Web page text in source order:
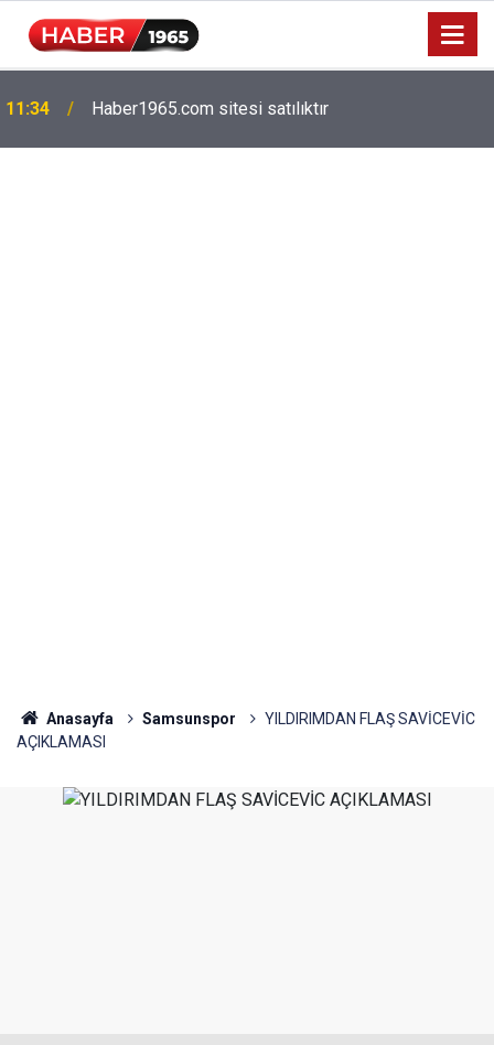
11:34 Haber1965.com sitesi satılıktır
15:52
hesaplarda
Anasayfa Samsunspor
YILDIRIMDAN FLAŞ SAVİCEVİC
AÇIKLAMASI